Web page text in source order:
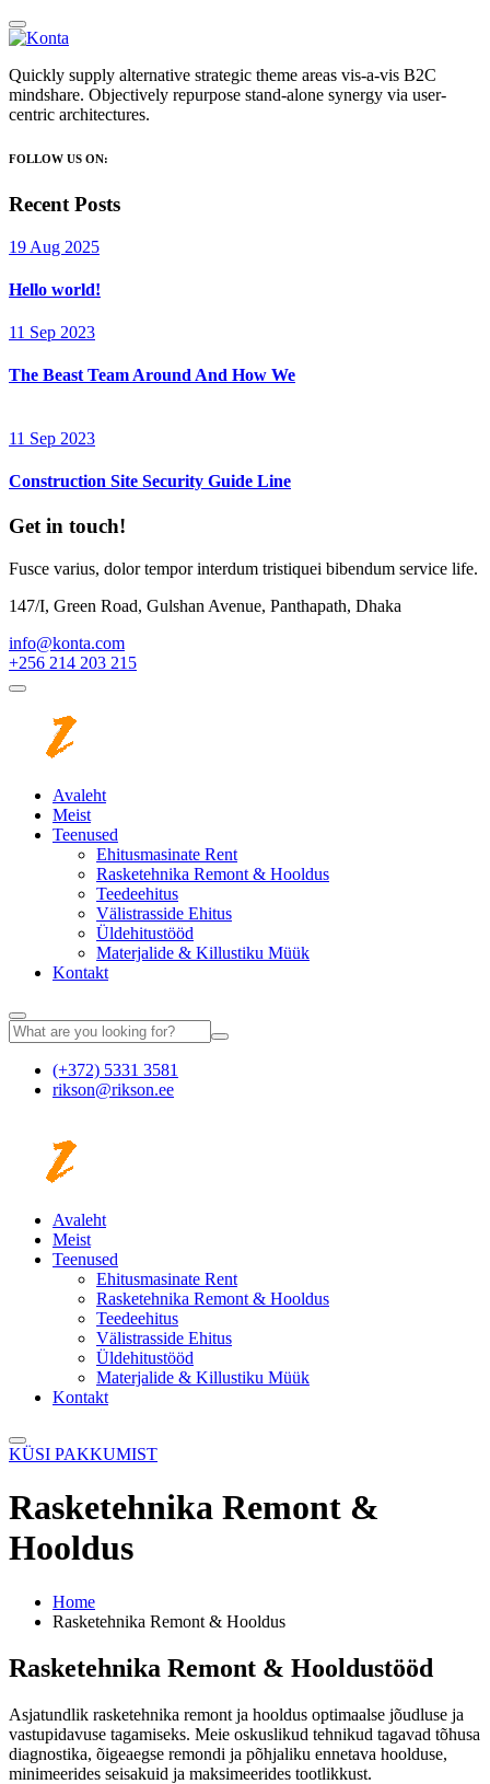
Quickly supply alternative strategic theme areas vis-a-vis B2C
mindshare. Objectively repurpose stand-alone synergy via user-
centric architectures.
FOLLOW US ON:
Recent Posts
19 Aug 2025
Hello world!
11 Sep 2023
The Beast Team Around And How We
11 Sep 2023
Construction Site Security Guide Line
Get in touch!
Fusce varius, dolor tempor interdum tristiquei bibendum service life.
147/I, Green Road, Gulshan Avenue, Panthapath, Dhaka
info@konta.com
+256 214 203 215
Avaleht
Meist
Teenused
Ehitusmasinate Rent
Rasketehnika Remont & Hooldus
Teedeehitus
Välistrasside Ehitus
Üldehitustööd
Materjalide & Killustiku Müük
Kontakt
(+372) 5331 3581
rikson@rikson.ee
Avaleht
Meist
Teenused
Ehitusmasinate Rent
Rasketehnika Remont & Hooldus
Teedeehitus
Välistrasside Ehitus
Üldehitustööd
Materjalide & Killustiku Müük
Kontakt
KÜSI PAKKUMIST
Rasketehnika Remont &
Hooldus
Home
Rasketehnika Remont & Hooldus
Rasketehnika Remont & Hooldustööd
Asjatundlik rasketehnika remont ja hooldus optimaalse jõudluse ja
vastupidavuse tagamiseks. Meie oskuslikud tehnikud tagavad tõhusa
diagnostika, õigeaegse remondi ja põhjaliku ennetava hoolduse,
minimeerides seisakuid ja maksimeerides tootlikkust.